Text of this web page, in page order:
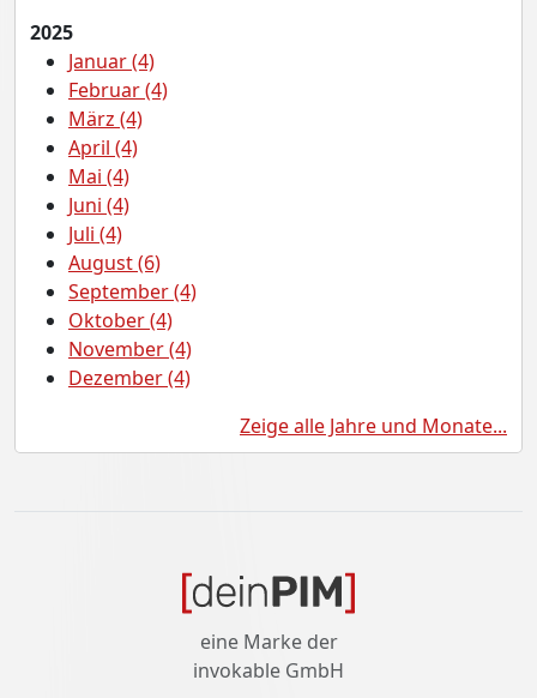
2025
Januar (4)
Februar (4)
März (4)
April (4)
Mai (4)
Juni (4)
Juli (4)
August (6)
September (4)
Oktober (4)
November (4)
Dezember (4)
Zeige alle Jahre und Monate...
eine Marke der
invokable GmbH